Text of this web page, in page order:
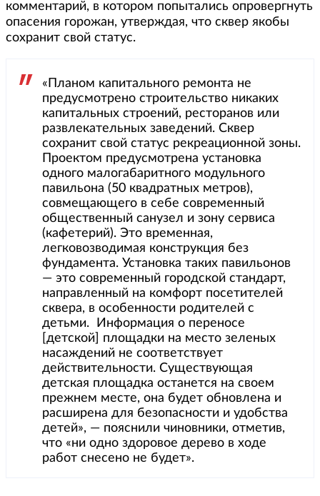
комментарий, в котором попытались опровергнуть
опасения горожан, утверждая, что сквер якобы
сохранит свой статус.
«Планом капитального ремонта не
предусмотрено строительство никаких
капитальных строений, ресторанов или
развлекательных заведений. Сквер
сохранит свой статус рекреационной зоны.
Проектом предусмотрена установка
одного малогабаритного модульного
павильона (50 квадратных метров),
совмещающего в себе современный
общественный санузел и зону сервиса
(кафетерий). Это временная,
легковозводимая конструкция без
фундамента. Установка таких павильонов
— это современный городской стандарт,
направленный на комфорт посетителей
сквера, в особенности родителей с
детьми. Информация о переносе
[детской] площадки на место зеленых
насаждений не соответствует
действительности. Существующая
детская площадка останется на своем
прежнем месте, она будет обновлена и
расширена для безопасности и удобства
детей», — пояснили чиновники, отметив,
что «ни одно здоровое дерево в ходе
работ снесено не будет».